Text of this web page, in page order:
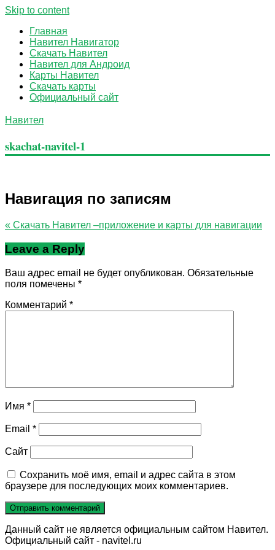
Skip to content
Главная
Навител Навигатор
Скачать Навител
Навител для Андроид
Карты Навител
Скачать карты
Официальный сайт
Навител
Информационный сайт о системе навигации "Навител"
skachat-navitel-1
Навигация по записям
« Скачать Навител –приложение и карты для навигации
Leave a Reply
Ваш адрес email не будет опубликован. Обязательные
поля помечены *
Комментарий *
Имя *
Email *
Сайт
Сохранить моё имя, email и адрес сайта в этом
браузере для последующих моих комментариев.
Данный сайт не является официальным сайтом Навител.
Официальный сайт - navitel.ru